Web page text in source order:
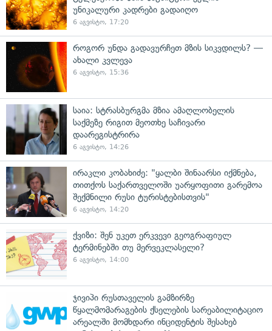
უნიკალური კადრები გადაიღო
6 აგვისტო, 17:20
როგორ უნდა გადავურჩეთ მზის სიკვდილს? —
ახალი კვლევა
6 აგვისტო, 15:36
საია: სტრასბურგმა მზია ამაღლობელის
საქმეზე რიგით მეოთხე საჩივარი
დაარეგისტრირა
6 აგვისტო, 14:26
ირაკლი კობახიძე: "ყალბი შინაარსი იქმნება,
თითქოს საქართველოში უარყოფითი გარემოა
შექმნილი რუსი ტურისტებისთვის"
6 აგვისტო, 14:20
ქვიზი: შენ უკეთ ერკვევი გეოგრაფიულ
ტერმინებში თუ მერვეკლასელი?
6 აგვისტო, 14:00
ჯივიპი რუსთაველის გამზირზე
წყალმომარაგების ქსელების სარეაბილიტაციო
არეალში მომხდარი ინციდენტის შესახებ